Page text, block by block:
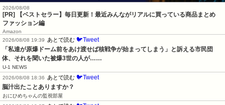
2026/08/08
[PR] 【ベストセラー】毎日更新！最近みんながリアルに買っている商品まとめ
ファッション編
Amazon
2026/08/08 19:39
あとで読む 🐦Tweet
「私達が原爆ドーム前をあけ渡せば核戦争が始まってしまう」と訴える市民団
体、それを聞いた被爆3世の人が……
U-1 NEWS
2026/08/08 18:36
あとで読む 🐦Tweet
脳汁出たことありますか？
おにひめちゃんの監視部屋